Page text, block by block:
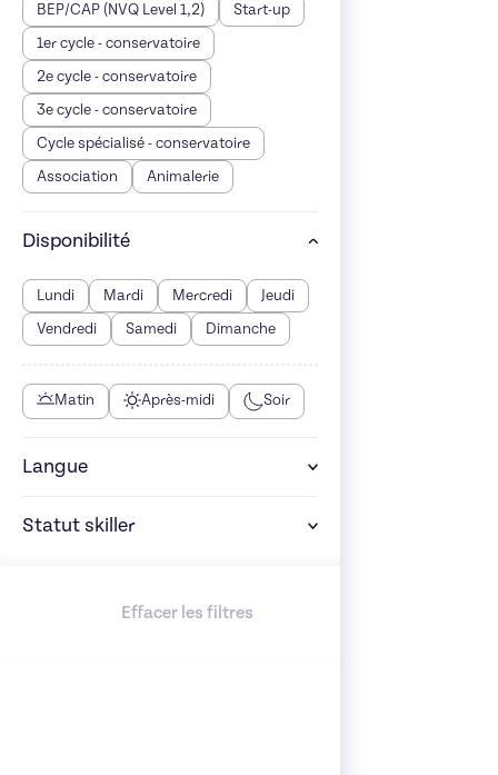
BEP/CAP (NVQ Level 1,2)
Start-up
1er cycle - conservatoire
2e cycle - conservatoire
3e cycle - conservatoire
Cycle spécialisé - conservatoire
Association
Animalerie
Disponibilité
Lundi Mardi Mercredi
Jeudi
Vendredi
Samedi Dimanche
Matin Après-midi Soir
Langue
Statut skiller
Effacer les filtres